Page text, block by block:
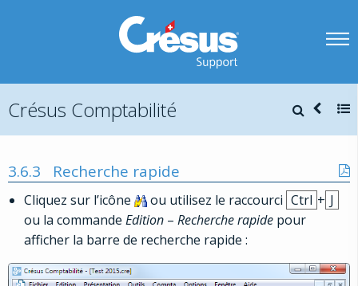
Crésus Comptabilité
3.6.3 Recherche rapide
Cliquez sur l’icône ou utilisez le raccourci Ctrl + J
ou la commande Edition – Recherche rapide pour
afficher la barre de recherche rapide :